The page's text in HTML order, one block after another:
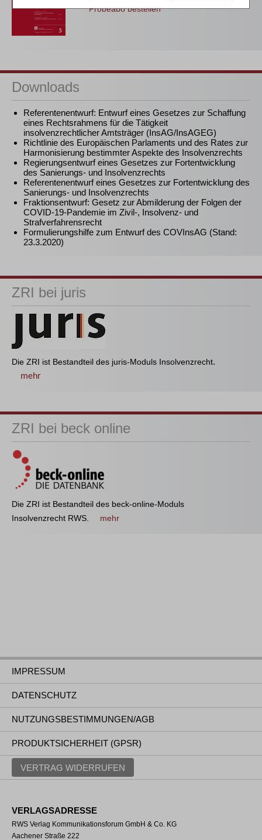
Probeabo bestellen
Downloads
Referentenentwurf: Entwurf eines Gesetzes zur Schaffung
eines Rechtsrahmens für die Tätigkeit
insolvenzrechtlicher Amtsträger (InsAG/InsAGEG)
Richtlinie des Europäischen Parlaments und des Rates zur
Harmonisierung bestimmter Aspekte des Insolvenzrechts
Regierungsentwurf eines Gesetzes zur Fortentwicklung
des Sanierungs- und Insolvenzrechts
Referentenentwurf eines Gesetzes zur Fortentwicklung des
Sanierungs- und Insolvenzrechts
Fraktionsentwurf: Gesetz zur Abmilderung der Folgen der
COVID-19-Pandemie im Zivil-, Insolvenz- und
Strafverfahrensrecht
Formulierungshilfe zum Entwurf des COVInsAG (Stand:
23.3.2020)
ZRI bei juris
Die ZRI ist Bestandteil des juris-Moduls Insolvenzrecht.
mehr
ZRI bei beck online
Die ZRI ist Bestandteil des beck-online-Moduls
Insolvenzrecht RWS.
mehr
IMPRESSUM
DATENSCHUTZ
NUTZUNGSBESTIMMUNGEN/AGB
PRODUKTSICHERHEIT (GPSR)
VERTRAG WIDERRUFEN
VERLAGSADRESSE
RWS Verlag Kommunikationsforum GmbH & Co. KG
Aachener Straße 222